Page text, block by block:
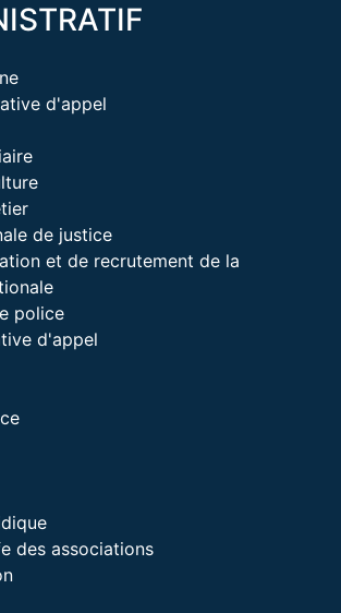
d'appel
de justice
et de recrutement de la
police
d'appel
des associations